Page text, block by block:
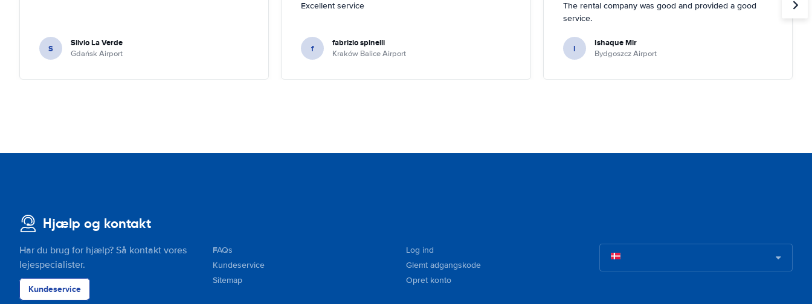
S Silvio La Verde
Gdańsk Airport
Excellent service
f fabrizio spinelli
Kraków Balice Airport
The rental company was good and provided a good
service.
I Ishaque Mir
Bydgoszcz Airport
Hjælp og kontakt
Har du brug for hjælp? Så kontakt vores
lejespecialister.
Kundeservice
FAQs
Kundeservice
Sitemap
Log ind
Glemt adgangskode
Opret konto